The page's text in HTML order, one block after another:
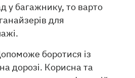
у багажнику, то варто
для
боротися із
дорозі. Корисна та